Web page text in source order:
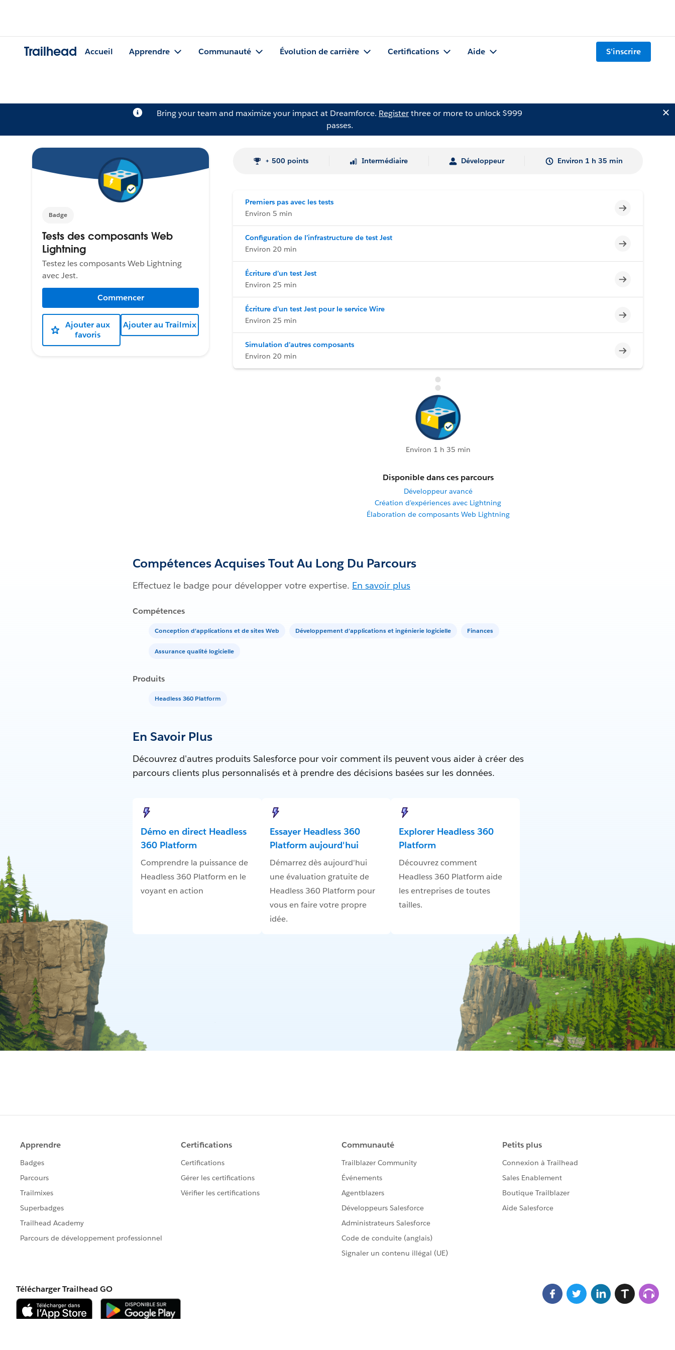
Trailhead Accueil Apprendre Communauté Évolution de carrière Certifications Aide S'inscrire
Bring your team and maximize your impact at Dreamforce. Registerthree or more to unlock $999
passes.
Badge
Tests des composants Web
Lightning
Testez les composants Web Lightning
avec Jest.
Commencer
Ajouter aux
favoris
Ajouter au Trailmix
+ 500 points Intermédiaire Développeur Environ 1 h 35 min
Premiers pas avec les tests
Environ 5 min
Incomplet
Configuration de l’infrastructure de test Jest
Environ 20 min
Incomplet
Écriture d’un test Jest
Environ 25 min
Incomplet
Écriture d’un test Jest pour le service Wire
Environ 25 min
Incomplet
Simulation d’autres composants
Environ 20 min
Incomplet
Environ 1 h 35 min
Disponible dans ces parcours
Développeur avancé
Création d’expériences avec Lightning
Élaboration de composants Web Lightning
Compétences Acquises Tout Au Long Du Parcours
Effectuez le badge pour développer votre expertise. En savoir plus
Compétences
Conception d’applications et de sites Web Développement d’applications et ingénierie logicielle Finances
Assurance qualité logicielle
Produits
Headless 360 Platform
En Savoir Plus
Découvrez d'autres produits Salesforce pour voir comment ils peuvent vous aider à créer des
parcours clients plus personnalisés et à prendre des décisions basées sur les données.
Démo en direct Headless
360 Platform
Comprendre la puissance de
Headless 360 Platform en le
voyant en action
Essayer Headless 360
Platform aujourd'hui
Démarrez dès aujourd'hui
une évaluation gratuite de
Headless 360 Platform pour
vous en faire votre propre
idée.
Explorer Headless 360
Platform
Découvrez comment
Headless 360 Platform aide
les entreprises de toutes
tailles.